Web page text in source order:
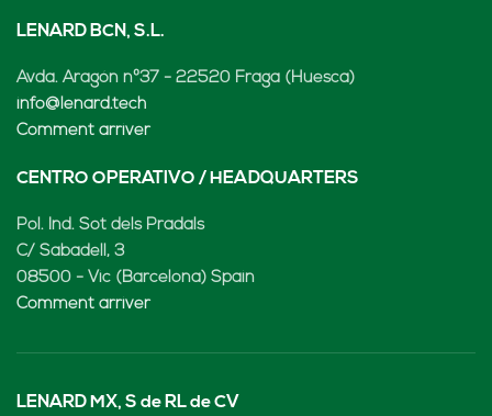
LENARD BCN, S.L.
Avda. Aragón nº37 - 22520 Fraga (Huesca)
info@lenard.tech
Comment arriver
CENTRO OPERATIVO / HEADQUARTERS
Pol. Ind. Sot dels Pradals
C/ Sabadell, 3
08500 - Vic (Barcelona) Spain
Comment arriver
LENARD MX, S de RL de CV